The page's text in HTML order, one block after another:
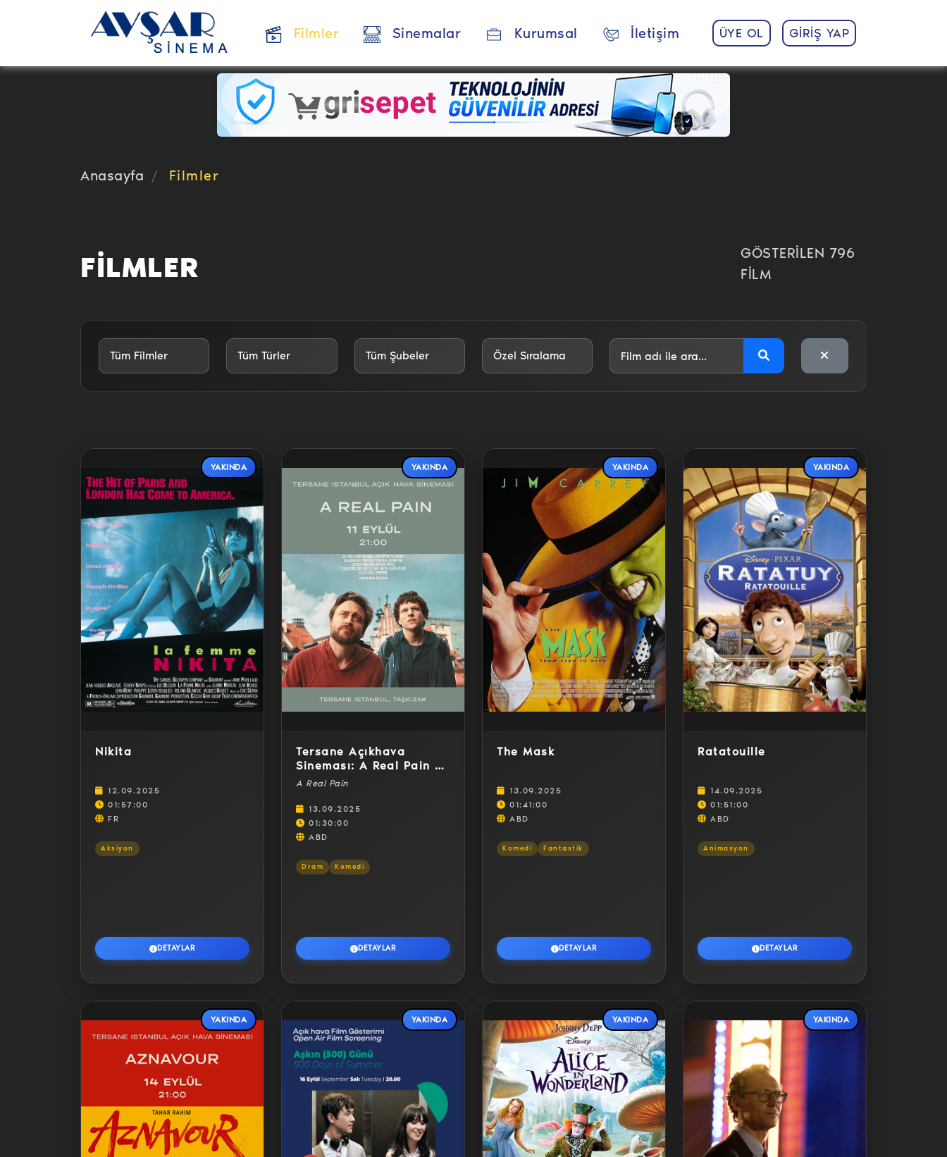
Filmler Sinemalar Kurumsal İletişim ÜYE OL GİRİŞ YAP
Anasayfa Filmler
FİLMLER
GÖSTERİLEN 796
FİLM
YAKINDA
Detaylar
Nikita
12.09.2025
01:57:00
FR
Aksiyon
DETAYLAR
YAKINDA
Detaylar
Tersane Açıkhava
Sineması: A Real Pain /
Gerçek Acı
A Real Pain
13.09.2025
01:30:00
ABD
Dram Komedi
DETAYLAR
YAKINDA
Detaylar
The Mask
13.09.2025
01:41:00
ABD
Komedi Fantastik
DETAYLAR
YAKINDA
Detaylar
Ratatouille
14.09.2025
01:51:00
ABD
Animasyon
DETAYLAR
YAKINDA
Detaylar
YAKINDA
Detaylar
YAKINDA
Detaylar
YAKINDA
Detaylar